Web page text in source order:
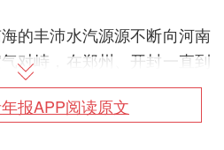
的丰沛水汽源源不断向河南
对峙，在郑州、开封一直到
雨，预计今天白天，淮河以
雨，新乡、郑州、开封、商
报APP阅读原文